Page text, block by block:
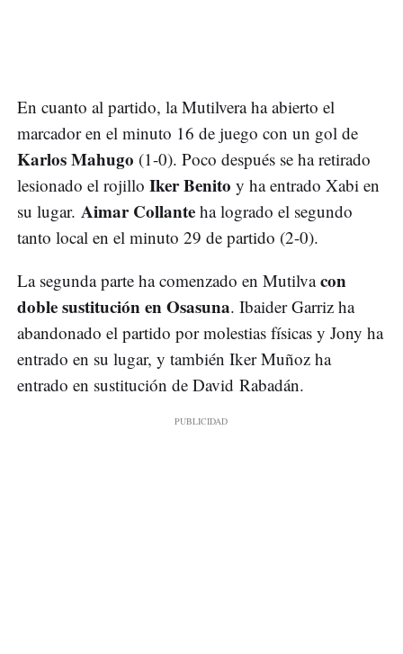
En cuanto al partido, la Mutilvera ha abierto el
marcador en el minuto 16 de juego con un gol de
Karlos Mahugo (1-0). Poco después se ha retirado
lesionado el rojillo Iker Benito y ha entrado Xabi en
su lugar. Aimar Collante ha logrado el segundo
tanto local en el minuto 29 de partido (2-0).
La segunda parte ha comenzado en Mutilvacon
doble sustitución en Osasuna. Ibaider Garriz ha
abandonado el partido por molestias físicas y Jony ha
entrado en su lugar, y también Iker Muñoz ha
entrado en sustitución de David Rabadán.